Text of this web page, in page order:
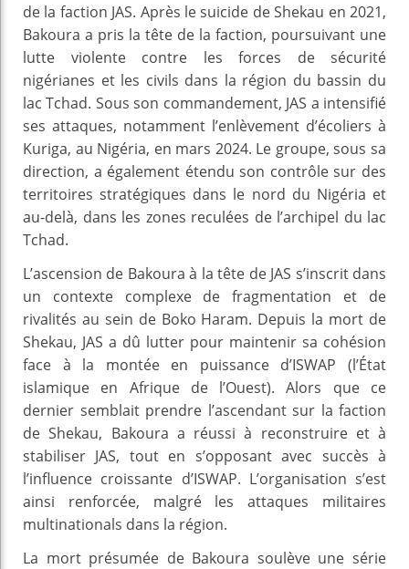
de la faction JAS. Après le suicide de Shekau en 2021,
Bakoura a pris la tête de la faction, poursuivant une
lutte violente contre les forces de sécurité
nigérianes et les civils dans la région du bassin du
lac Tchad. Sous son commandement, JAS a intensifié
ses attaques, notamment l’enlèvement d’écoliers à
Kuriga, au Nigéria, en mars 2024. Le groupe, sous sa
direction, a également étendu son contrôle sur des
territoires stratégiques dans le nord du Nigéria et
au-delà, dans les zones reculées de l’archipel du lac
Tchad.
L’ascension de Bakoura à la tête de JAS s’inscrit dans
un contexte complexe de fragmentation et de
rivalités au sein de Boko Haram. Depuis la mort de
Shekau, JAS a dû lutter pour maintenir sa cohésion
face à la montée en puissance d’ISWAP (l’État
islamique en Afrique de l’Ouest). Alors que ce
dernier semblait prendre l’ascendant sur la faction
de Shekau, Bakoura a réussi à reconstruire et à
stabiliser JAS, tout en s’opposant avec succès à
l’influence croissante d’ISWAP. L’organisation s’est
ainsi renforcée, malgré les attaques militaires
multinationals dans la région.
La mort présumée de Bakoura soulève une série